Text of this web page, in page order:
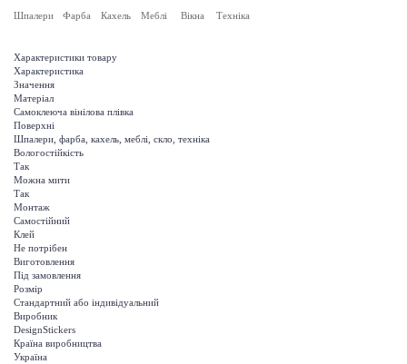
Шпалери Фарба Кахель Меблі Вікна Техніка
Характеристики товару
Характеристика
Значення
Матеріал
Самоклеюча вінілова плівка
Поверхні
Шпалери, фарба, кахель, меблі, скло, техніка
Вологостійкість
Так
Можна мити
Так
Монтаж
Самостійний
Клей
Не потрібен
Виготовлення
Під замовлення
Розмір
Стандартний або індивідуальний
Виробник
DesignStickers
Країна виробництва
Україна